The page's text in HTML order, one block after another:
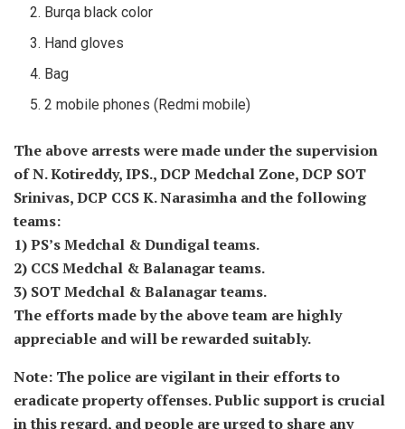
Burqa black color
Hand gloves
Bag
2 mobile phones (Redmi mobile)
The above arrests were made under the supervision
of N. Kotireddy, IPS., DCP Medchal Zone, DCP SOT
Srinivas, DCP CCS K. Narasimha and the following
teams:
1) PS’s Medchal & Dundigal teams.
2) CCS Medchal & Balanagar teams.
3) SOT Medchal & Balanagar teams.
The efforts made by the above team are highly
appreciable and will be rewarded suitably.
Note: The police are vigilant in their efforts to
eradicate property offenses. Public support is crucial
in this regard, and people are urged to share any